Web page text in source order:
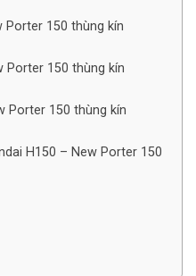
Porter 150 thùng kín
Porter 150 thùng kín
Porter 150 thùng kín
H150 – New Porter 150